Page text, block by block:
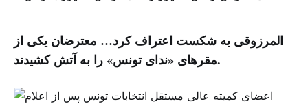
المرزوقی به شکست اعتراف کرد… معترضان یکی از
مقرهای «ندای تونس» را به آتش کشیدند.